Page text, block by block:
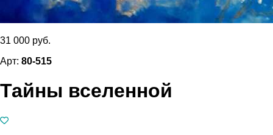
31 000 руб.
Арт: 80-515
Тайны вселенной